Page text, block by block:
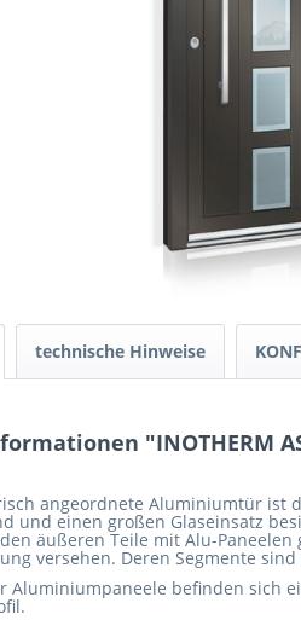
technische Hinweise
"INOTHERM
angeordnete Aluminiumtür ist
und einen großen Glaseinsatz
äußeren Teile mit Alu-
versehen. Deren Segmente
Aluminiumpaneele befinden sich